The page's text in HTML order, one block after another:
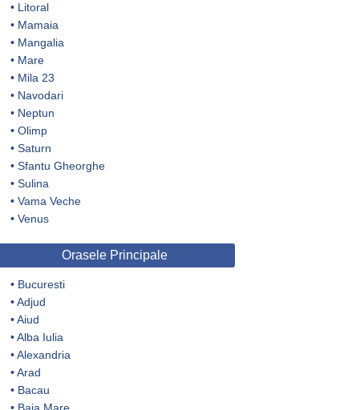
• Litoral
• Mamaia
• Mangalia
• Mare
• Mila 23
• Navodari
• Neptun
• Olimp
• Saturn
• Sfantu Gheorghe
• Sulina
• Vama Veche
• Venus
Orasele Principale
• Bucuresti
•Adjud
•Aiud
•Alba Iulia
•Alexandria
•Arad
• Bacau